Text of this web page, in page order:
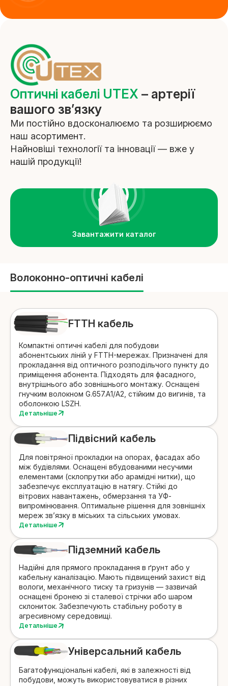
Детальніше
Оптичні кабелі UTEX – артерії
вашого зв’язку
Ми постійно вдосконалюємо та розширюємо
наш асортимент.
Найновіші технології та інновації — вже у
нашій продукції!
Завантажити каталог
Волоконно-оптичні кабелі
FTTH кабель
Компактні оптичні кабелі для побудови
абонентських ліній у FTTH-мережах. Призначені для
прокладання від оптичного розподільчого пункту до
приміщення абонента. Підходять для фасадного,
внутрішнього або зовнішнього монтажу. Оснащені
гнучким волокном G.657.A1/A2, стійким до вигинів, та
оболонкою LSZH.
Детальніше
Підвісний кабель
Для повітряної прокладки на опорах, фасадах або
між будівлями. Оснащені вбудованими несучими
елементами (склопрутки або арамідні нитки), що
забезпечує експлуатацію в натягу. Стійкі до
вітрових навантажень, обмерзання та УФ-
випромінювання. Оптимальне рішення для зовнішніх
мереж зв’язку в міських та сільських умовах.
Детальніше
Підземний кабель
Надійні для прямого прокладання в ґрунт або у
кабельну каналізацію. Мають підвищений захист від
вологи , механічного тиску та гризунів — зазвичай
оснащені бронею зі сталевої стрічки або шаром
склониток. Забезпечують стабільну роботу в
агресивному середовищі.
Детальніше
Універсальний кабель
Багатофункціональні кабелі, які в залежності від
побудови, можуть використовуватися в різних